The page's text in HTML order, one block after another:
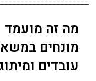
מה זה מועמד
עובדים